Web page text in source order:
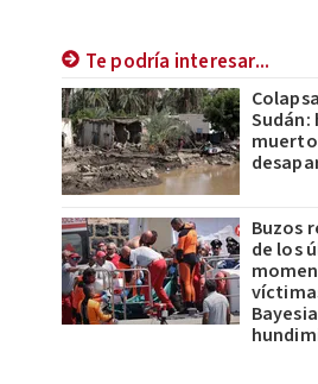
Te podría interesar...
Sudán:
Buzos
de los